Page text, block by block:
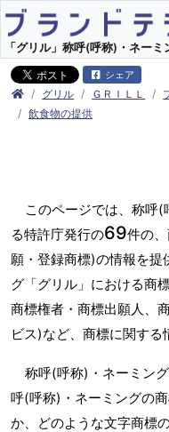
「グリル」称呼(呼称)・ネー
シェア
グリル ＧＲＩＬＬ
飲食物の提供
このページでは、称呼
る特許庁発行の69件の
願・登録商標)の情報を
グ「グリル」における商
商標権者・商標出願人、
ビス)など、商標に関する
称呼(呼称)・ネーミン
呼(呼称)・ネーミングの
か、どのような文字商標